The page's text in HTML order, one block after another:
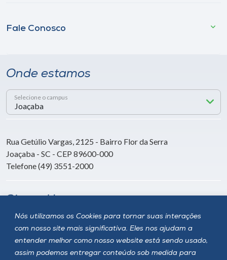
Nós utilizamos os Cookies para tornar suas interações
com nosso site mais significativa. Eles nos ajudam a
entender melhor como nosso website está sendo usado,
assim podemos entregar conteúdo sob medida para
Fale Conosco
Onde estamos
Selecione o campus
Rua Getúlio Vargas, 2125 - Bairro Flor da Serra
Joaçaba - SC - CEP 89600-000
Telefone (49) 3551-2000